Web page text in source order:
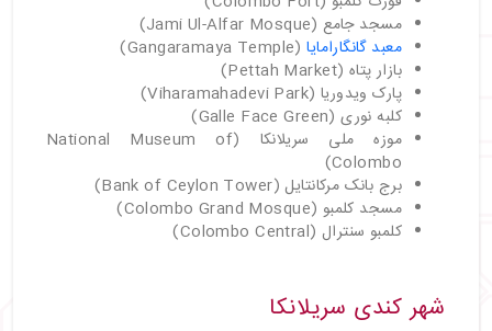
مسجد جامع (Jami Ul-Alfar Mosque)
معبد گانگارامایا(Gangaramaya Temple)
بازار پتاه (Pettah Market)
پارک ویدوریا (Viharamahadevi Park)
کلبه نوری (Galle Face Green)
موزه ملی سریلانکا (National Museum of
Colombo)
برج بانک مرکانتایل (Bank of Ceylon Tower)
مسجد کلمبو (Colombo Grand Mosque)
کلمبو سنترال (Colombo Central)
شهر کندی سریلانکا